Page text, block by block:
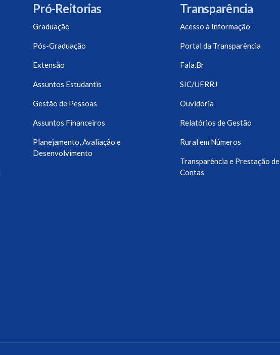
Pró-Reitorias
Graduação
Pós-Graduação
Extensão
Assuntos Estudantis
Gestão de Pessoas
Assuntos Financeiros
Planejamento, Avaliação e
Desenvolvimento
Transparência
Acesso à Informação
Portal da Transparência
Fala.Br
SIC/UFRRJ
Ouvidoria
Relatórios de Gestão
Rural em Números
Transparência e Prestação de
Contas